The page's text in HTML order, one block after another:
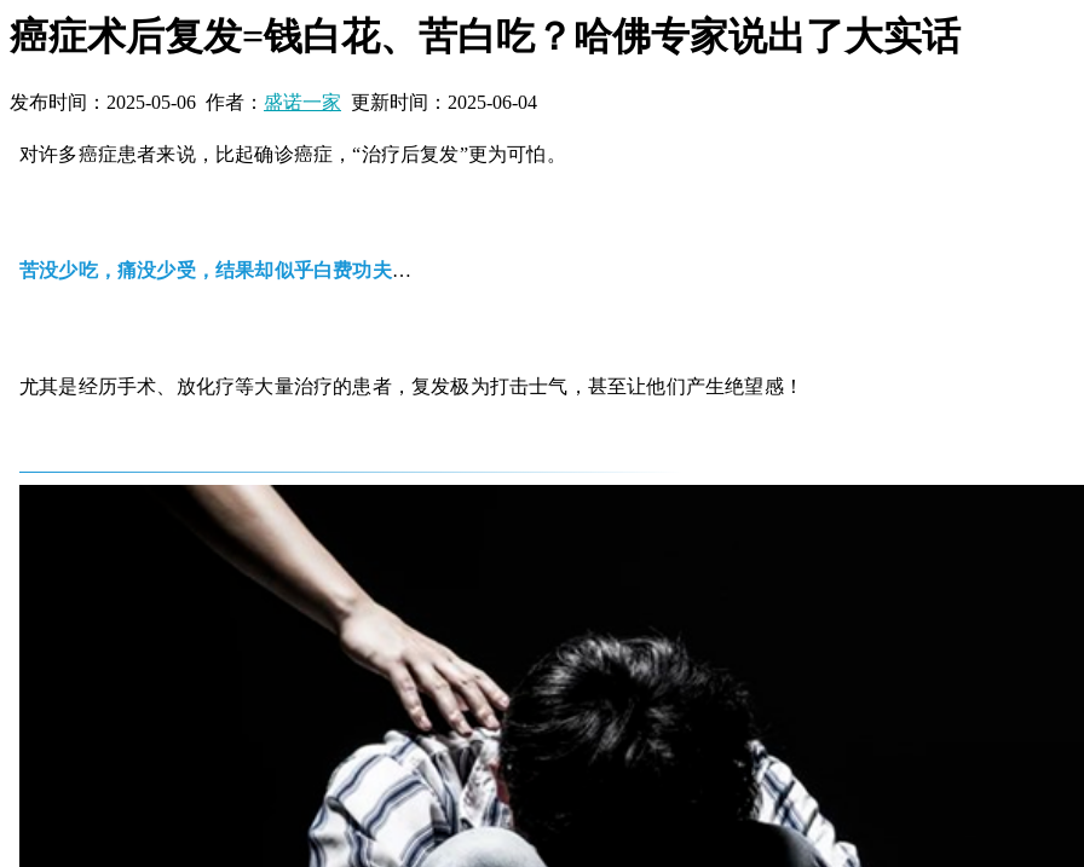
癌症术后复发=钱白花、苦白吃？哈佛专家说出了大实话
发布时间： 2025-05-06 作者： 盛诺一家 更新时间： 2025-06-04
对许多癌症患者来说，比起确诊癌症，“治疗后复发”更为可怕。
苦没少吃，痛没少受，结果却似乎白费功夫…
尤其是经历手术、放化疗等大量治疗的患者，复发极为打击士气，甚至让他们产生绝望感！